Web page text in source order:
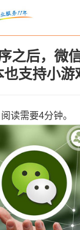
之后，微
也支持小游
读需要4分钟。